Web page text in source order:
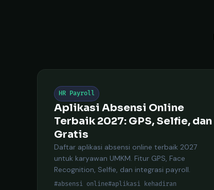
HR Payroll
Aplikasi Absensi Online
Terbaik 2027: GPS, Selfie, dan
Gratis
Daftar aplikasi absensi online terbaik 2027
untuk karyawan UMKM. Fitur GPS, Face
Recognition, Selfie, dan integrasi payroll.
#absensi online#aplikasi kehadiran